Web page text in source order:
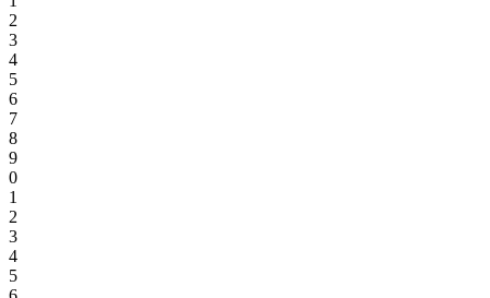
2
3
4
5
6
7
8
9
0
1
2
3
4
5